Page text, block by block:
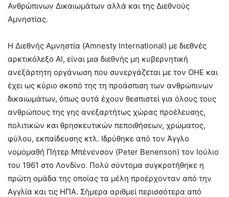
Ανθρώπινων Δικαιωμάτων αλλά και της Διεθνούς
Αμνηστίας.
Η Διεθνής Αμνηστία (Amnesty International) με διεθνές
αρκτικόλεξο ΑΙ, είναι μια διεθνής μη κυβερνητική
ανεξάρτητη οργάνωση που συνεργάζεται με τον ΟΗΕ και
έχει ως κύριο σκοπό της τη προάσπιση των ανθρώπινων
δικαιωμάτων, όπως αυτά έχουν θεσπιστεί για όλους τους
ανθρώπους της γης ανεξαρτήτως χώρας προέλευσης,
πολιτικών και θρησκευτικών πεποιθήσεων, χρώματος,
φύλου, εκπαίδευσης κτλ. Ιδρύθηκε από τον Άγγλο
νομομαθή Πήτερ Μπένενσον (Peter Benenson) τον Ιούλιο
του 1961 στο Λονδίνο. Πολύ σύντομα συγκροτήθηκε η
πρώτη ομάδα της οποίας τα μέλη προέρχονταν από την
Αγγλία και τις ΗΠΑ. Σήμερα αριθμεί περισσότερα από